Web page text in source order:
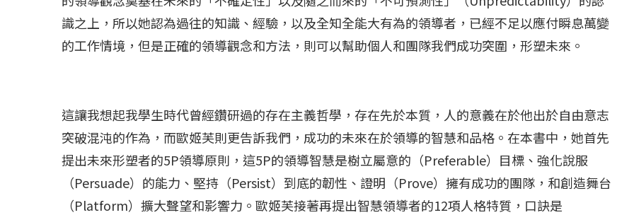
識之上，所以她認為過往的知識、經驗，以及全知全能大有為的領導者，已經不足以應付瞬息萬變
的工作情境，但是正確的領導觀念和方法，則可以幫助個人和團隊我們成功突圍，形塑未來。
這讓我想起我學生時代曾經鑽研過的存在主義哲學，存在先於本質，人的意義在於他出於自由意志
突破混沌的作為，而歐姬芙則更告訴我們，成功的未來在於領導的智慧和品格。在本書中，她首先
提出未來形塑者的5P領導原則，這5P的領導智慧是樹立屬意的（Preferable）目標、強化說服
（Persuade）的能力、堅持（Persist）到底的韌性、證明（Prove）擁有成功的團隊，和創造舞台
（Platform）擴大聲望和影響力。歐姬芙接著再提出智慧領導者的12項人格特質，口訣是